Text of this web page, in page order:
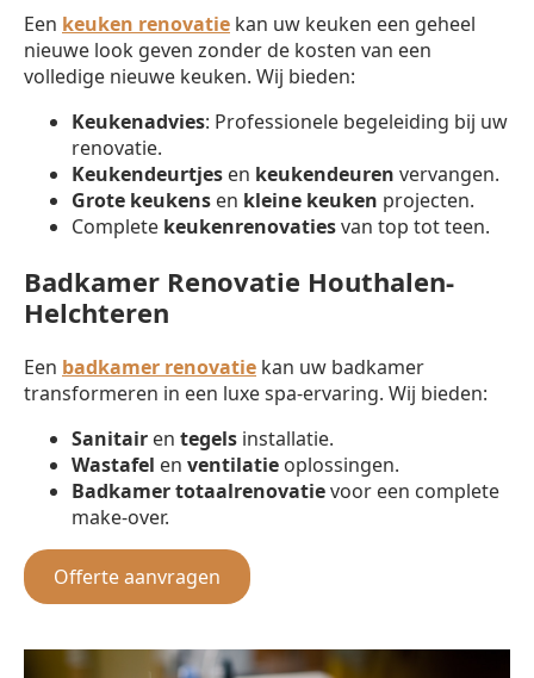
Een keuken renovatie kan uw keuken een geheel
nieuwe look geven zonder de kosten van een
volledige nieuwe keuken. Wij bieden:
Keukenadvies: Professionele begeleiding bij uw
renovatie.
Keukendeurtjes en keukendeuren vervangen.
Grote keukens en kleine keuken projecten.
Complete keukenrenovatiesvan top tot teen.
Badkamer Renovatie Houthalen-
Helchteren
Een badkamer renovatie kan uw badkamer
transformeren in een luxe spa-ervaring. Wij bieden:
Sanitair en tegels installatie.
Wastafel en ventilatie oplossingen.
Badkamer totaalrenovatievoor een complete
make-over.
Offerte aanvragen